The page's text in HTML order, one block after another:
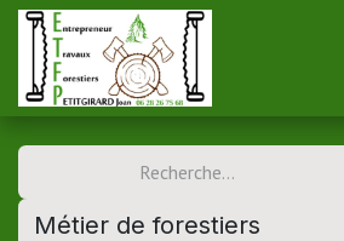
Se rendre au contenu
Métier de forestiers